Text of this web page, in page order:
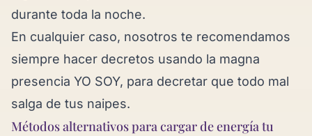
durante toda la noche.
En cualquier caso, nosotros te recomendamos
siempre hacer decretos usando la magna
presencia YO SOY, para decretar que todo mal
salga de tus naipes.
Métodos alternativos para cargar de energía tu